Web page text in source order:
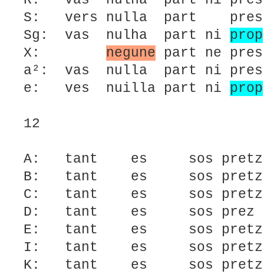
S: vers nulla part pres
Sg: vas nulha part ni prop
X: negune part ne
a²: vas nulla part ni
e: ves nuilla part ni prop
12
A: tant es sos
B: tant es sos
C: tant es sos
D: tant es sos
E: tant es sos
I: tant es sos
K: tant es sos